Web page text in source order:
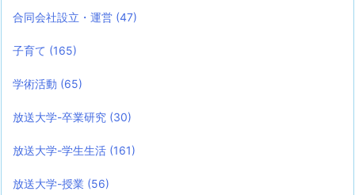
合同会社設立・運営 (47)
子育て (165)
学術活動 (65)
放送大学-卒業研究 (30)
放送大学-学生生活 (161)
放送大学-授業 (56)